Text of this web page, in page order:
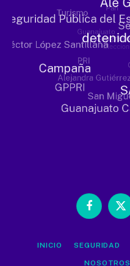
Facebook
X
INICIO SEGURIDAD
NOSOTROS